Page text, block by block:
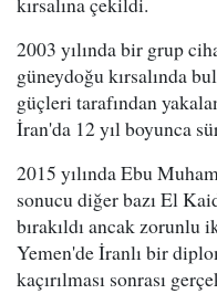
2003 yılında bir grup
güneydoğu kırsalında
güçleri tarafından
İran'da 12 yıl boyunca
2015 yılında Ebu
sonucu diğer bazı El
bırakıldı ancak zorunlu
Yemen'de İranlı bir
kaçırılması sonrası